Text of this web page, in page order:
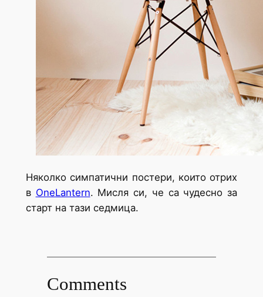
Няколко симпатични постери, които отрих
в OneLantern. Мисля си, че са чудесно за
старт на тази седмица.
Comments